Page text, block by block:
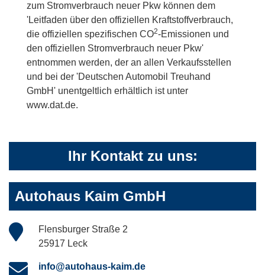
zum Stromverbrauch neuer Pkw können dem
'Leitfaden über den offiziellen Kraftstoffverbrauch,
die offiziellen spezifischen CO2-Emissionen und
den offiziellen Stromverbrauch neuer Pkw'
entnommen werden, der an allen Verkaufsstellen
und bei der 'Deutschen Automobil Treuhand
GmbH' unentgeltlich erhältlich ist unter
www.dat.de.
Ihr Kontakt zu uns:
Autohaus Kaim GmbH
Flensburger Straße 2
25917 Leck
info@autohaus-kaim.de